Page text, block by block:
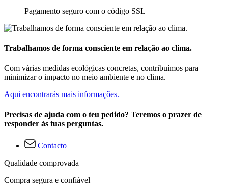
Pagamento seguro com o código SSL
Trabalhamos de forma consciente em relação ao clima.
Com várias medidas ecológicas concretas, contribuímos para
minimizar o impacto no meio ambiente e no clima.
Aqui encontrarás mais informações.
Precisas de ajuda com o teu pedido? Teremos o prazer de
responder às tuas perguntas.
Contacto
Qualidade comprovada
Compra segura e confiável